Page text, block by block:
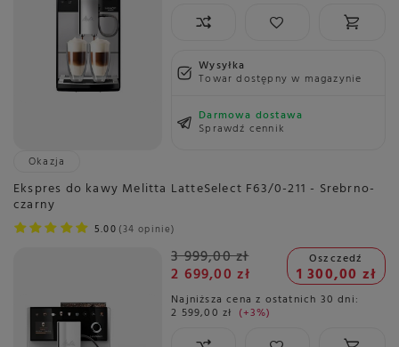
Wysyłka
Towar dostępny w magazynie
Darmowa dostawa
Sprawdź cennik
Okazja
Ekspres do kawy Melitta LatteSelect F63/0-211 - Srebrno-
czarny
5.00 34 opinie
3 999,00 zł
2 699,00 zł
Oszczedź
1 300,00 zł
Najniższa cena z ostatnich 30 dni:
2 599,00 zł +3%